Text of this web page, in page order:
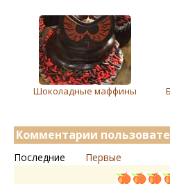
Шоколадные маффины
Комментарии
Последние Первые